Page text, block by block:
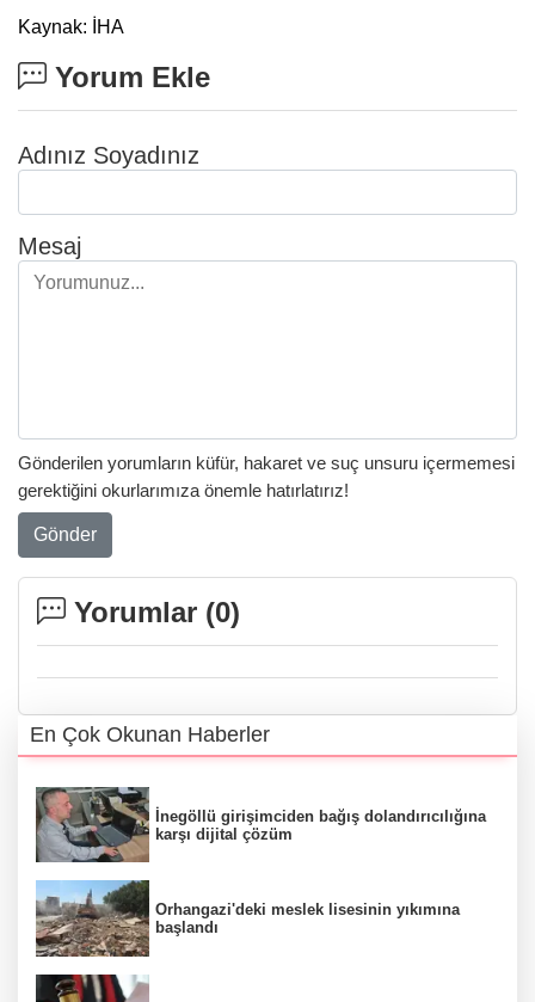
Kaynak: İHA
Yorum Ekle
Adınız Soyadınız
Mesaj
Gönderilen yorumların küfür, hakaret ve suç unsuru içermemesi
gerektiğini okurlarımıza önemle hatırlatırız!
Gönder
Yorumlar (0)
En Çok Okunan Haberler
İnegöllü girişimciden bağış dolandırıcılığına
karşı dijital çözüm
Orhangazi'deki meslek lisesinin yıkımına
başlandı